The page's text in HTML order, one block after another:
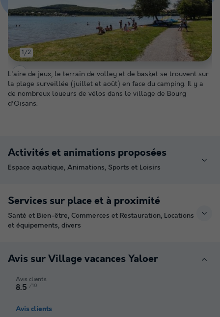
1/2
L'aire de jeux, le terrain de volley et de basket se trouvent sur
la plage surveillée (juillet et août) en face du camping. Il y a
de nombreux loueurs de vélos dans le village de Bourg
d'Oisans.
Activités et animations proposées
Espace aquatique, Animations, Sports et Loisirs
Services sur place et à proximité
Santé et Bien-être, Commerces et Restauration, Locations
et équipements, divers
Avis sur Village vacances Yaloer
Avis clients
8.5 /10
Avis clients